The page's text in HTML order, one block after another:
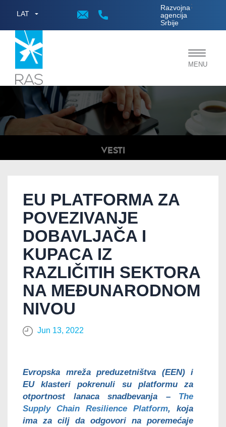
LAT
Razvojna
agencija
Srbije
;
Toggle
MENU
VESTI
EU PLATFORMA ZA
POVEZIVANJE
DOBAVLJAČA I
KUPACA IZ
RAZLIČITIH SEKTORA
NA MEĐUNARODNOM
NIVOU
Jun 13, 2022
Evropska mreža preduzetništva (EEN) i
EU klasteri pokrenuli su platformu za
otportnost lanaca snadbevanja – The
Supply Chain Resilience Platform, koja
ima za cilj da odgovori na poremećaje